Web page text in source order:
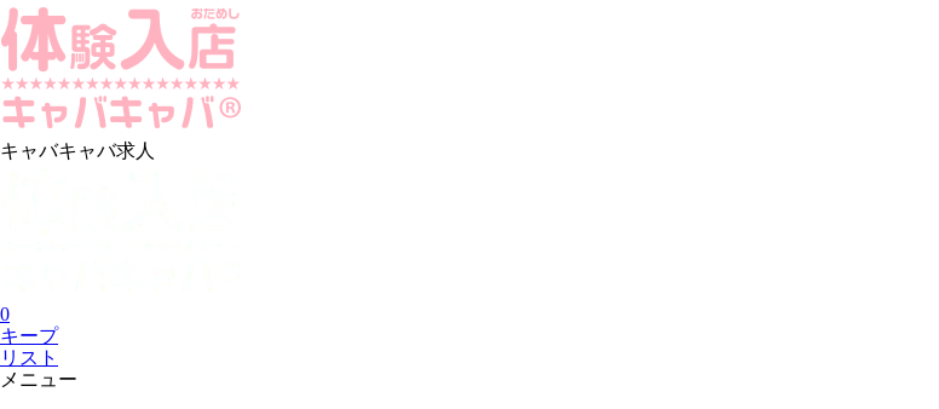
キャバキャバ求人
0
キープ
リスト
メニュー